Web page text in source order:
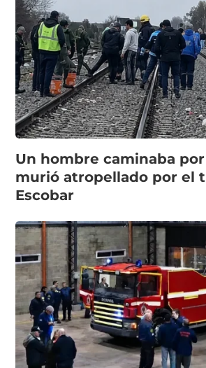
Un hombre caminaba
murió atropellado por el
Escobar